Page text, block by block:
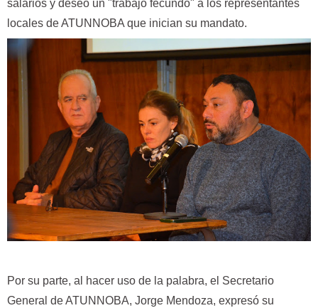
salarios y deseó un "trabajo fecundo" a los representantes
locales de ATUNNOBA que inician su mandato.
Por su parte, al hacer uso de la palabra, el Secretario
General de ATUNNOBA, Jorge Mendoza, expresó su